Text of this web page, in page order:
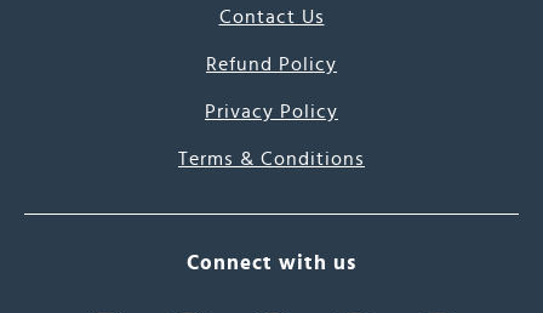
Contact Us
Refund Policy
Privacy Policy
Terms & Conditions
Connect with us